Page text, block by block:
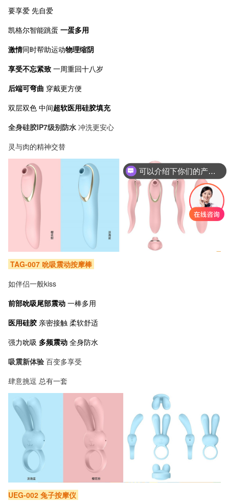
要享爱 先自爱
凯格尔智能跳蛋 一蛋多用
激情同时帮助运动物理缩阴
享受不忘紧致 一周重回十八岁
后端可弯曲 穿戴更方便
双层双色 中间超软医用硅胶填充
全身硅胶IP7级别防水 冲洗更安心
灵与肉的精神交替
TAG-007 吮吸震动按摩棒
如伴侣一般kiss
前部吮吸尾部震动 一棒多用
医用硅胶亲密接触 柔软舒适
强力吮吸 多频震动 全身防水
吸震新体验 百变多享受
肆意挑逗 总有一套
UEG-002 兔子按摩仪
可以介绍下你们的产品么